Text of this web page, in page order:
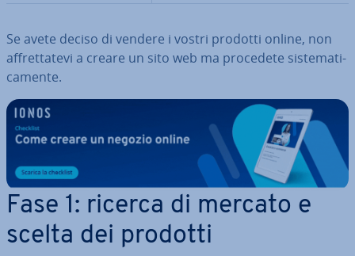
Se avete deciso di vendere i vostri prodotti online, non
af­fret­ta­te­vi a creare un sito web ma procedete si­ste­ma­ti­
ca­men­te.
Fase 1: ricerca di mercato e
scelta dei prodotti